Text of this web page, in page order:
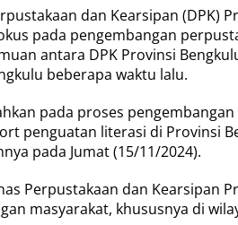
g
a
n
P
e
p
u
s
t
k
a
a
dan Kearsipan (DPK)
pada pengembangan
antara DPK Provinsi
beberapa waktu lalu.
pada proses pengembangan
penguatan literasi di Provinsi
pada Jumat (15/11/2024).
Perpustakaan dan Kearsipan
masyarakat, khususnya di